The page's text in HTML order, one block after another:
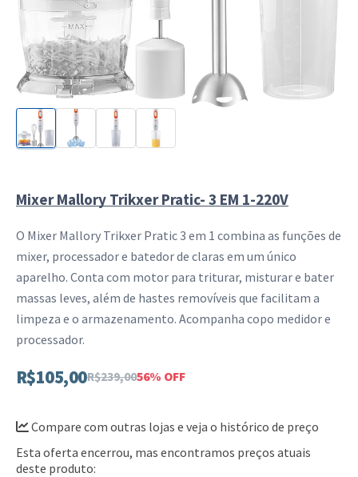
Mixer Mallory Trikxer Pratic- 3 EM 1-220V
O Mixer Mallory Trikxer Pratic 3 em 1 combina as funções de
mixer, processador e batedor de claras em um único
aparelho. Conta com motor para triturar, misturar e bater
massas leves, além de hastes removíveis que facilitam a
limpeza e o armazenamento. Acompanha copo medidor e
processador.
R$105,00R$239,0056% OFF
Compare com outras lojas e veja o histórico de preço
Esta oferta encerrou, mas encontramos preços atuais
deste produto: